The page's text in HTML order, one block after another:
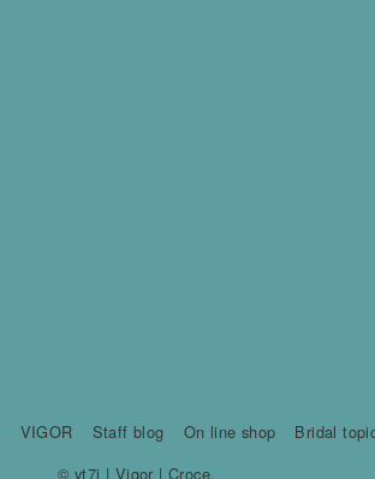
VIGOR Staff blog On line shop
Bridal
© yt7i | Vigor | Croce.